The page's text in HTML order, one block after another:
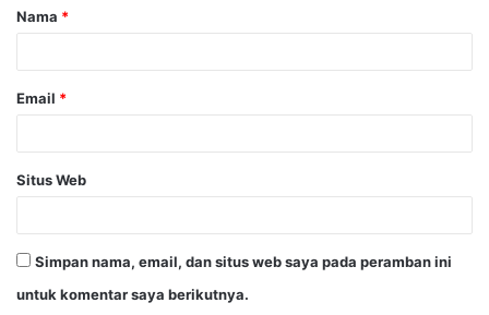
r
Nama *
Email *
Situs Web
Simpan nama, email, dan situs web saya pada peramban ini
untuk komentar saya berikutnya.